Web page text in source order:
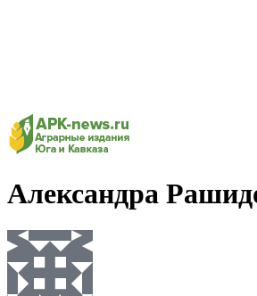
Александра